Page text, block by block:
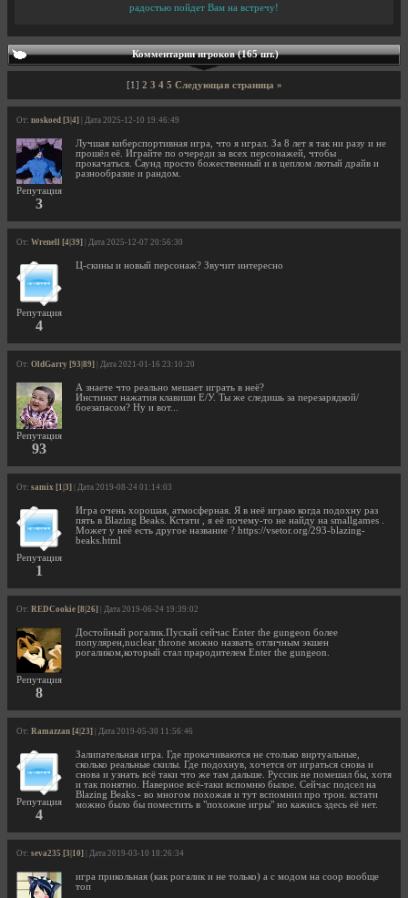
радостью пойдет Вам на встречу!
Комментарии игроков (165 шт.)
[1] 2 3 4 5 Следующая страница »
От: noskoed [3|4] | Дата 2025-12-10 19:46:49
Репутация
3
Лучшая киберспортивная игра, что я играл. За 8 лет я так ни разу и не
прошёл её. Играйте по очереди за всех персонажей, чтобы
прокачаться. Саунд просто божественный и в цеплом лютый драйв и
разнообразие и рандом.
От: Wrenell [4|39] | Дата 2025-12-07 20:56:30
Репутация
4
Ц-скины и новый персонаж? Звучит интересно
От: OldGarry [93|89] | Дата 2021-01-16 23:10:20
Репутация
93
А знаете что реально мешает играть в неё?
Инстинкт нажатия клавиши E/У. Ты же следишь за перезарядкой/
боезапасом? Ну и вот...
От: samix [1|3] | Дата 2019-08-24 01:14:03
Репутация
1
Игра очень хорошая, атмосферная. Я в неё играю когда подохну раз
пять в Blazing Beaks. Кстати , я её почему-то не найду на smallgames .
Может у неё есть другое название ? https://vsetor.org/293-blazing-
beaks.html
От: REDCookie [8|26] | Дата 2019-06-24 19:39:02
Репутация
8
Достойный рогалик.Пускай сейчас Enter the gungeon более
популярен,nuclear throne можно назвать отличным экшен
рогаликом,который стал прародителем Enter the gungeon.
От: Ramazzan [4|23] | Дата 2019-05-30 11:56:46
Репутация
4
Залипательная игра. Где прокачиваются не столько виртуальные,
сколько реальные скилы. Где подохнув, хочется от играться снова и
снова и узнать всё таки что же там дальше. Руссик не помешал бы, хотя
и так понятно. Наверное всё-таки вспомню былое. Сейчас подсел на
Blazing Beaks - во многом похожая и тут вспомнил про трон. кстати
можно было бы поместить в "похожие игры" но кажись здесь её нет.
От: seva235 [3|10] | Дата 2019-03-10 18:26:34
игра прикольная (как рогалик и не только) а с модом на coop вообще
топ